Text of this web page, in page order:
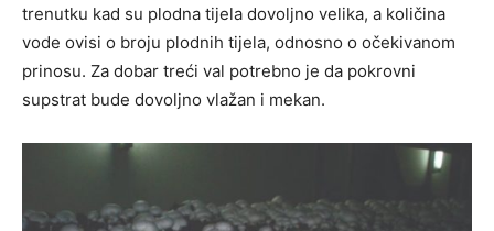
trenutku kad su plodna tijela dovoljno velika, a količina
vode ovisi o broju plodnih tijela, odnosno o očekivanom
prinosu. Za dobar treći val potrebno je da pokrovni
supstrat bude dovoljno vlažan i mekan.